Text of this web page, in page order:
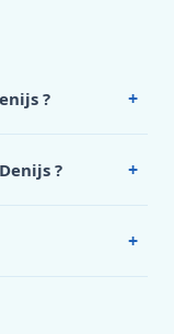
? +
? +
+